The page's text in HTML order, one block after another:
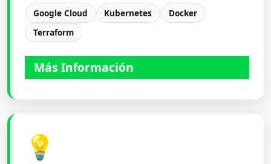
Google Cloud Kubernetes
Docker
Terraform
Más Información
💡